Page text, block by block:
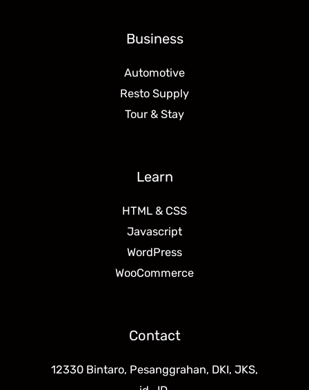
Business
Automotive
Resto Supply
Tour & Stay
Learn
HTML & CSS
Javascript
WordPress
WooCommerce
Contact
12330 Bintaro, Pesanggrahan, DKI, JKS,